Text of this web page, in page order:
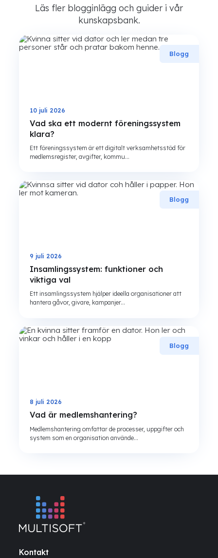
Läs fler blogginlägg och guider i vår
kunskapsbank.
Blogg
10 juli 2026
Vad ska ett modernt föreningssystem
klara?
Ett föreningssystem är ett digitalt verksamhetsstöd för
medlemsregister, avgifter, kommu...
Blogg
9 juli 2026
Insamlingssystem: funktioner och
viktiga val
Ett insamlingssystem hjälper ideella organisationer att
hantera gåvor, givare, kampanjer...
Blogg
8 juli 2026
Vad är medlemshantering?
Medlemshantering omfattar de processer, uppgifter och
system som en organisation använde...
Kontakt